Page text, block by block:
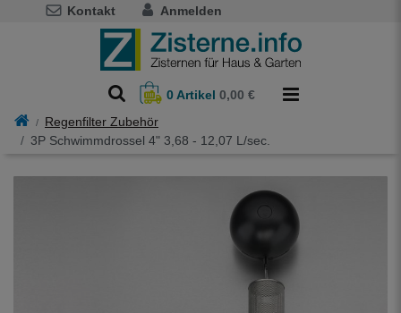
Kontakt Anmelden
0Artikel 0,00 €
Regenfilter Zubehör
3P Schwimmdrossel 4" 3,68 - 12,07 L/sec.